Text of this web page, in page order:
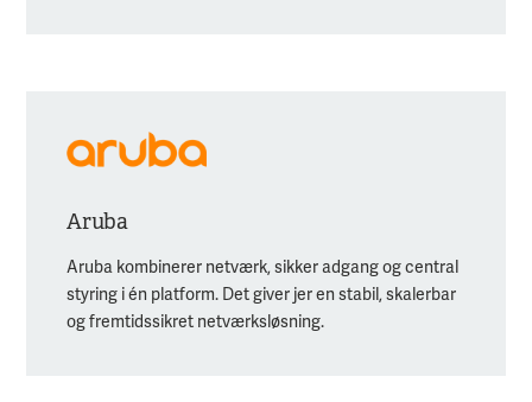
Aruba
Aruba kombinerer netværk, sikker adgang og central
styring i én platform. Det giver jer en stabil, skalerbar
og fremtidssikret netværksløsning.